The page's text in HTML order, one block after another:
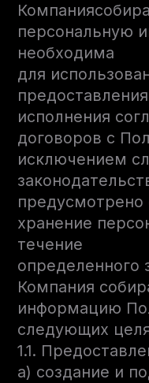
персональную
необходима
для
исполнения
договоров с
исключением
предусмотрено
хранение
течение
определенного
Компания
информацию
следующих
1.1.
a) создание и